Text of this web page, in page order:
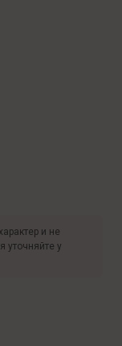
и не
уточняйте у